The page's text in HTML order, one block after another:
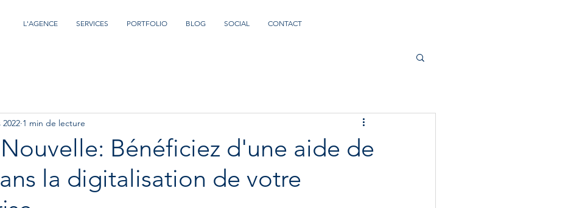
L'AGENCE SERVICES PORTFOLIO BLOG SOCIAL CONTACT
Bénéficiez d'une aide de
la digitalisation de votre
2022 1 min de lecture